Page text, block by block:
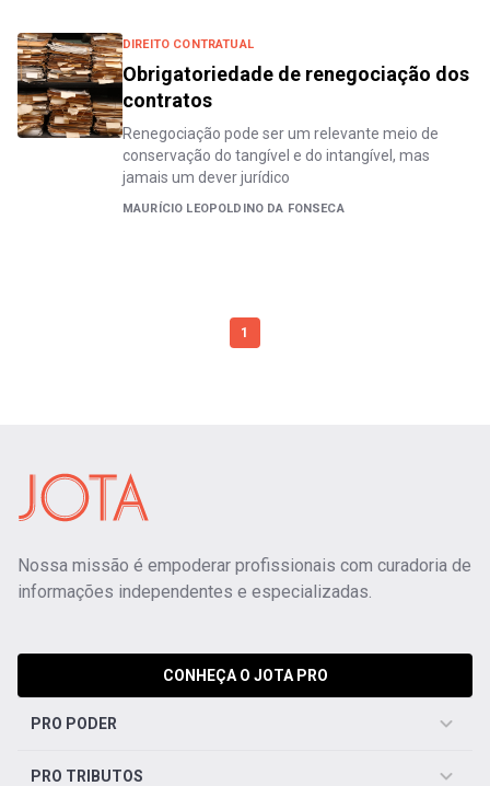
DIREITO CONTRATUAL
Obrigatoriedade de renegociação dos
contratos
Renegociação pode ser um relevante meio de
conservação do tangível e do intangível, mas
jamais um dever jurídico
MAURÍCIO LEOPOLDINO DA FONSECA
1
Nossa missão é empoderar profissionais com curadoria de
informações independentes e especializadas.
CONHEÇA O JOTA PRO
PRO PODER
PRO TRIBUTOS